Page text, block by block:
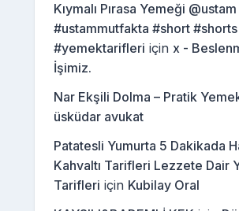
Kıymalı Pırasa Yemeği
#ustammutfakta #short
#yemektarifleri için x -
İşimiz.
Nar Ekşili Dolma – Pratik
üsküdar avukat
Patatesli Yumurta 5 Dakikada
Kahvaltı Tarifleri Lezzete Dair
Tarifleri için Kubilay Oral